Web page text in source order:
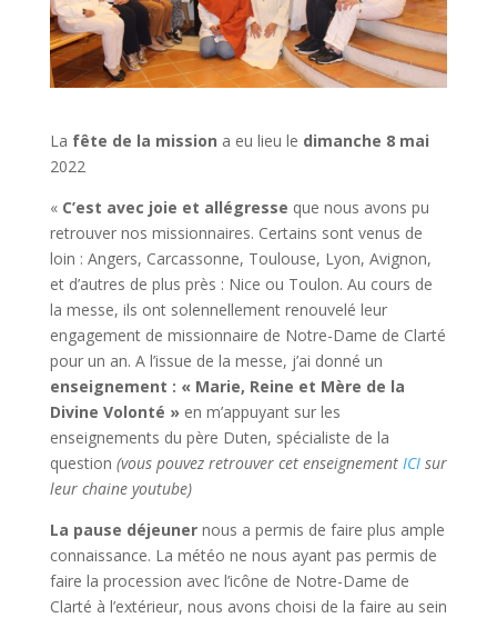
La fête de la mission a eu lieu le dimanche 8 mai
2022
« C’est avec joie et allégresse que nous avons pu
retrouver nos missionnaires. Certains sont venus de
loin : Angers, Carcassonne, Toulouse, Lyon, Avignon,
et d’autres de plus près : Nice ou Toulon. Au cours de
la messe, ils ont solennellement renouvelé leur
engagement de missionnaire de Notre-Dame de Clarté
pour un an. A l’issue de la messe, j’ai donné un
enseignement : « Marie, Reine et Mère de la
Divine Volonté »en m’appuyant sur les
enseignements du père Duten, spécialiste de la
question (vous pouvez retrouver cet enseignement ICIsur
leur chaine youtube)
La pause déjeunernous a permis de faire plus ample
connaissance. La météo ne nous ayant pas permis de
faire la procession avec l’icône de Notre-Dame de
Clarté à l’extérieur, nous avons choisi de la faire au sein